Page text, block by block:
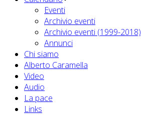
Eventi
Archivio eventi
Archivio eventi (1999-2018)
Annunci
Chi siamo
Alberto Caramella
Video
Audio
La pace
Links